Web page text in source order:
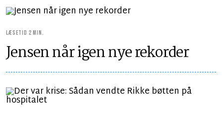
LÆSETID 2 MIN.
Jensen når igen nye rekorder